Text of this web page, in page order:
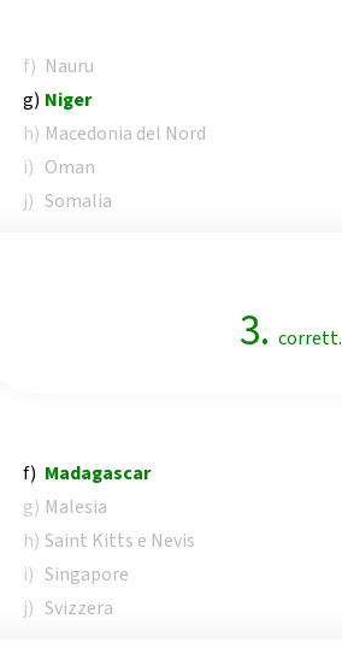
f) Nauru
g) Niger
h) Macedonia del Nord
i) Oman
j) Somalia
3. corrett.
f) Madagascar
g) Malesia
h) Saint Kitts e Nevis
i) Singapore
j) Svizzera